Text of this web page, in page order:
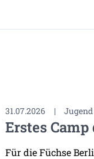
31.07.2026 | Jugend
Erstes
Für die Füchse